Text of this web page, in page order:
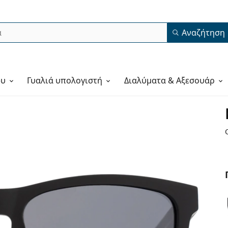
Αναζήτηση
Γυαλιά υπολογιστή Διαλύματα & Αξεσουάρ